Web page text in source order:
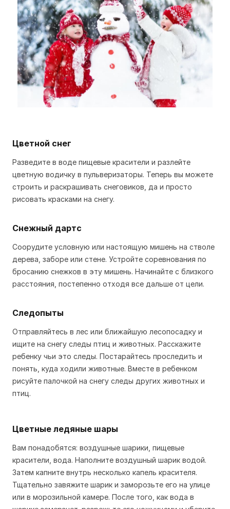
Цветной снег
Разведите в воде пищевые красители и разлейте
цветную водичку в пульверизаторы. Теперь вы можете
строить и раскрашивать снеговиков, да и просто
рисовать красками на снегу.
Снежный дартс
Соорудите условную или настоящую мишень на стволе
дерева, заборе или стене. Устройте соревнования по
бросанию снежков в эту мишень. Начинайте с близкого
расстояния, постепенно отходя все дальше от цели.
Следопыты
Отправляйтесь в лес или ближайшую лесопосадку и
ищите на снегу следы птиц и животных. Расскажите
ребенку чьи это следы. Постарайтесь проследить и
понять, куда ходили животные. Вместе в ребенком
рисуйте палочкой на снегу следы других животных и
птиц.
Цветные ледяные шары
Вам понадобятся: воздушные шарики, пищевые
красители, вода. Наполните воздушный шарик водой.
Затем капните внутрь несколько капель красителя.
Тщательно завяжите шарик и заморозьте его на улице
или в морозильной камере. После того, как вода в